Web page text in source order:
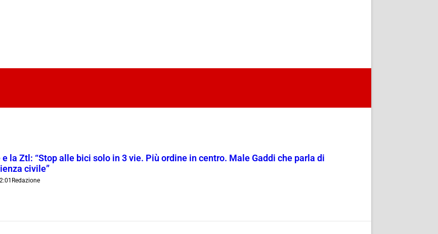
e la Ztl: “Stop alle bici solo in 3 vie. Più ordine in centro. Male Gaddi che parla di
civile”
Redazione